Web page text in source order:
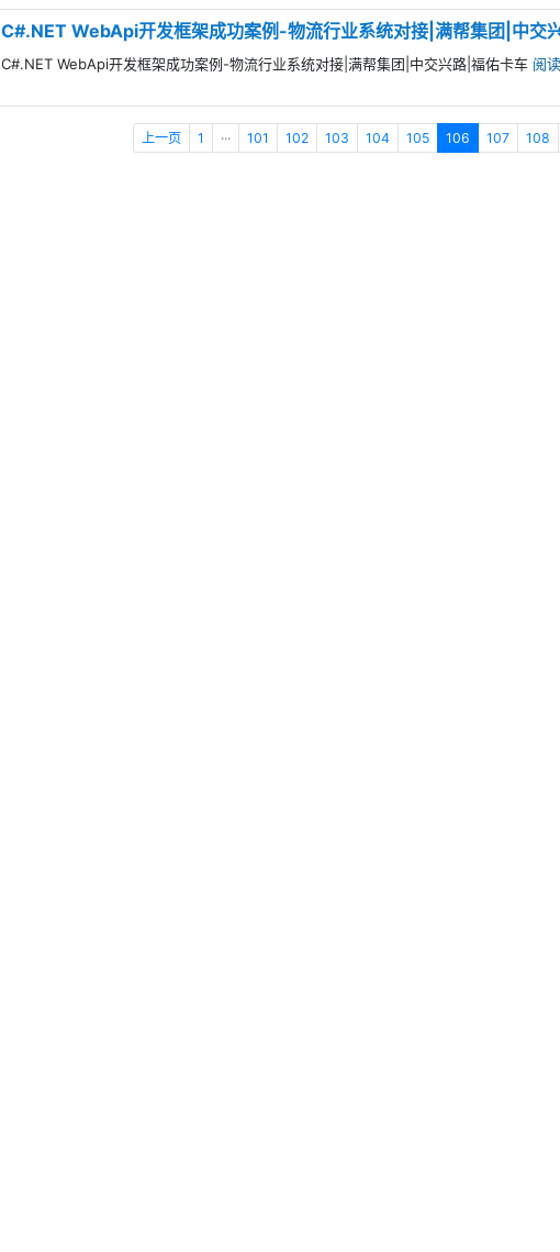
C#.NET WebApi开发框架成功案例-物流行业系统对接|满帮集团|中交
C#.NET WebApi开发框架成功案例-物流行业系统对接|满帮集团|中交兴路|福佑卡车 阅
上一页 1 ··· 101 102 103 104 105 106 107 108